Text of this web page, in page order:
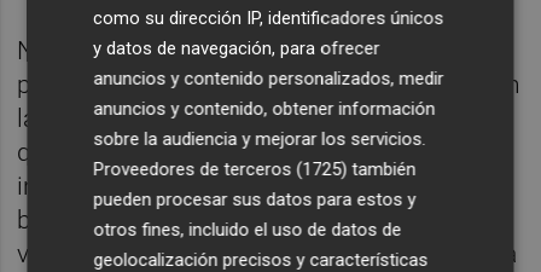
No es una rareza aislada. Los sistemas que
pagan un porcentaje de lo recaudado son, en
la comparativa internacional, una práctica
que rara vez se encuentra. En Francia, los
inspectores de la DGFiP trabajan en
brigadas, con salario de cuerpo y sin un
variable individual atado a lo regularizado. La
como su dirección IP, identificadores únicos
y datos de navegación, para ofrecer
anuncios y contenido personalizados, medir
anuncios y contenido, obtener información
sobre la audiencia y mejorar los servicios.
Proveedores de terceros (1725) también
pueden procesar sus datos para estos y
otros fines, incluido el uso de datos de
geolocalización precisos y características